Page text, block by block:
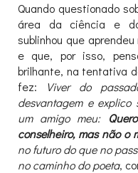
Quando questionado
área da ciência e
sublinhou que
e que, por isso,
brilhante, na tentativa
fez: Viver do
desvantagem e
um amigo meu:
conselheiro, mas não o
no futuro do que no
no caminho do poeta,